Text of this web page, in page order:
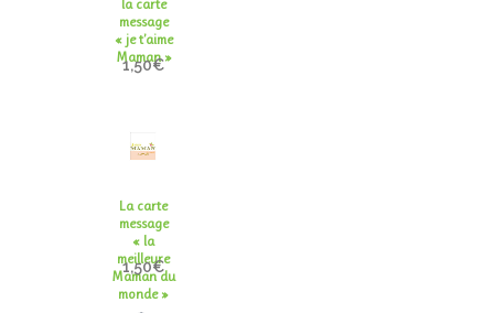
la carte
message
« je t’aime
Maman »
1,50€
La carte
message
« la
meilleure
Maman du
monde »
1,50€